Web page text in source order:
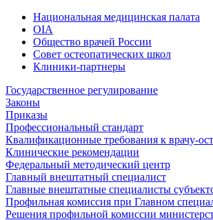
Национальная медицинская палата
OIA
Общество врачей России
Совет остеопатических школ
Клиники-партнеры
Государственное регулирование
Законы
Приказы
Профессиональный стандарт
Квалификационные требования к врачу-
Клинические рекомендации
Федеральный методический центр
Главный внештатный специалист
Главные внештатные специалисты
Профильная комиссия при Главном
Решения профильной комиссии